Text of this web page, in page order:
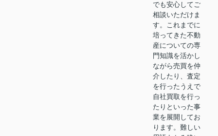
でも安心してご
相談いただけま
す。これまでに
培ってきた不動
産についての専
門知識を活かし
ながら売買を仲
介したり、査定
を行ったうえで
自社買取を行っ
たりといった事
業を展開してお
ります。難しい